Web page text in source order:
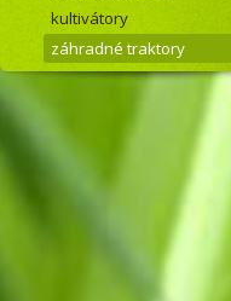
kultivátory
záhradné traktory